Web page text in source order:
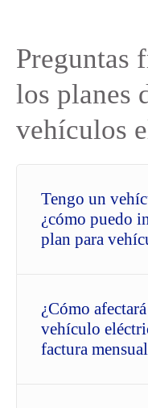
Preguntas
los planes
vehículos
Tengo un
¿cómo puedo
plan para
¿Cómo
vehículo
factura